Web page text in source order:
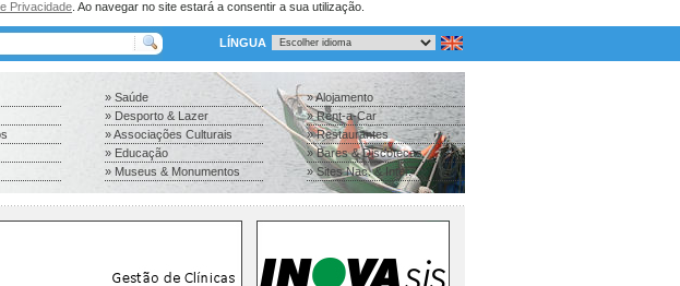
Privacidade . Ao navegar no site estará a consentir a sua utilização.
LÍNGUA
» Saúde
» Desporto & Lazer
» Associações Culturais
» Educação
» Museus & Monumentos
» Alojamento
» Rent-a-Car
» Restaurantes
» Bares & Discotecas
» Sites Nac. & Inter.